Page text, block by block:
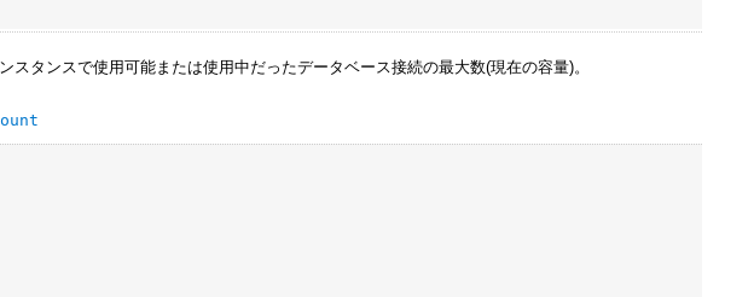
タンスで使用可能または使用中だったデータベース接続の最大数(現在の容量)。